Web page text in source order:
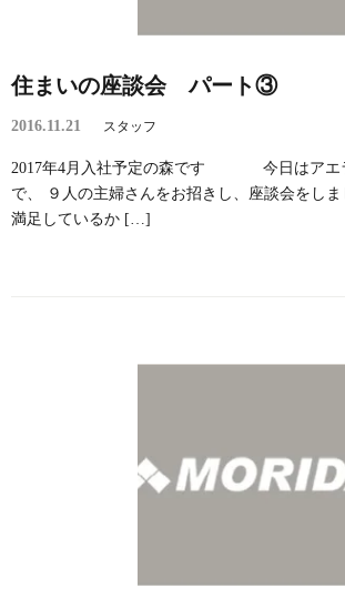
住まいの座談会 パート③
2016.11.21 スタッフ
2017年4月入社予定の森です 今日はアエ
で、 ９人の主婦さんをお招きし、座談会をし
満足しているか […]